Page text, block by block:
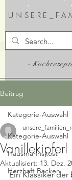
-
Beitrag
Kategorie-Auswahl
Hausmannskost
Herzhaft Backen
Kategorie-Auswahl
Vanillekipferl
Aktualisiert: 13. Dez.
Ein Klassiker der